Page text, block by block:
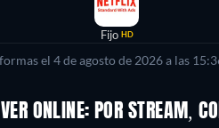
Fijo HD
el 4 de agosto de 2026 a las
ONLINE: POR STREAM,